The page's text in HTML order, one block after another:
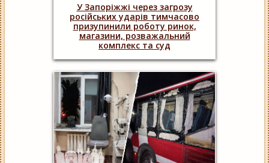
У Запоріжжі через загрозу
російських ударів тимчасово
призупинили роботу ринок,
магазини, розважальний
комплекс та суд